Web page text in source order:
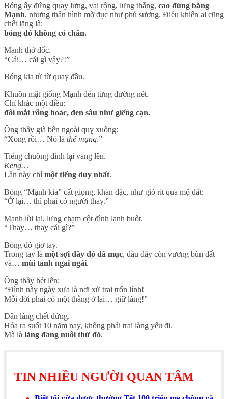
Bóng ấy đứng quay lưng, vai rộng, lưng thẳng, cao đúng bằng
Mạnh, nhưng thân hình mờ đục như phủ sương. Điều khiến ai cũng
chết lặng là:
bóng đó không có chân.
Mạnh thở dốc.
“Cái… cái gì vậy?!”
Bóng kia từ từ quay đầu.
Khuôn mặt giống Mạnh đến từng đường nét.
Chỉ khác một điều:
đôi mắt rỗng hoác, đen sâu như giếng cạn.
Ông thầy già bên ngoài quỵ xuống:
“Xong rồi… Nó là thế mạng.”
Tiếng chuông đình lại vang lên.
Keng…
Lần này chỉ một tiếng duy nhất.
Bóng “Mạnh kia” cất giọng, khàn đặc, như gió rít qua mộ đất:
“Ở lại… thì phải có người thay.”
Mạnh lùi lại, lưng chạm cột đình lạnh buốt.
“Thay… thay cái gì?”
Bóng đó giơ tay.
Trong tay là một sợi dây đỏ đã mục, đầu dây còn vương bùn đất
và… mùi tanh ngai ngái.
Ông thầy hét lên:
“Đình này ngày xưa là nơi xử trai trốn lính!
Mỗi đời phải có một thằng ở lại… giữ làng!”
Dân làng chết đứng.
Hóa ra suốt 10 năm nay, không phải trai làng yếu đi.
Mà là làng đang nuôi thứ đó.
TIN NHIỀU NGƯỜI QUAN TÂM